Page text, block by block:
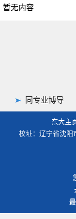
暂无内容
同专业博导
东大主
校址：辽宁省沈阳